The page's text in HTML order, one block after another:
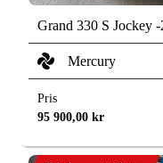
Grand 330 S Jockey
Mercury
Pris
95 900,00kr